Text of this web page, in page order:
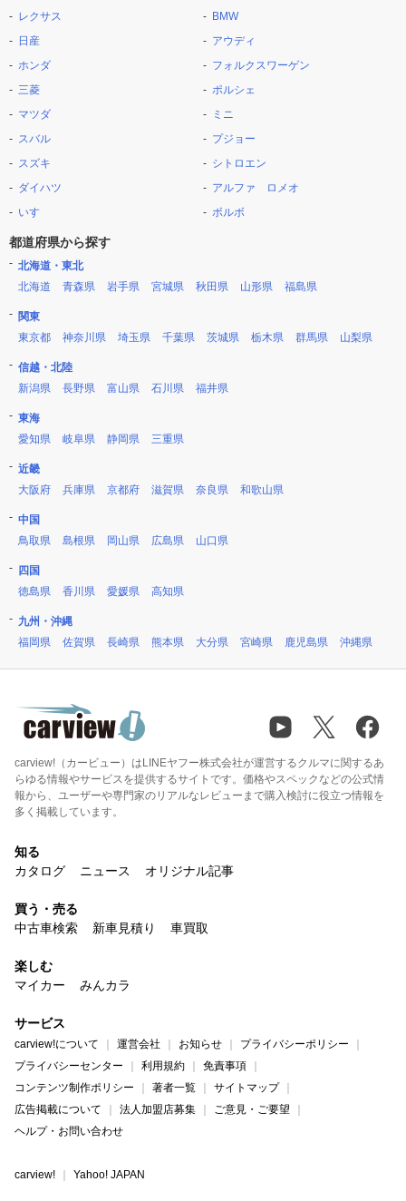
レクサス
日産
ホンダ
三菱
マツダ
スバル
スズキ
ダイハツ
いすゞ
BMW
アウディ
フォルクスワーゲン
ポルシェ
ミニ
プジョー
シトロエン
アルファ ロメオ
ボルボ
都道府県から探す
北海道・東北
北海道
青森県 岩手県 宮城県 秋田県 山形県 福島県
関東
東京都
神奈川県 埼玉県 千葉県 茨城県 栃木県 群馬県 山梨県
信越・北陸
新潟県
長野県 富山県 石川県 福井県
東海
愛知県
岐阜県 静岡県 三重県
近畿
大阪府
兵庫県 京都府 滋賀県 奈良県 和歌山県
中国
鳥取県
島根県 岡山県 広島県 山口県
四国
徳島県
香川県 愛媛県 高知県
九州・沖縄
福岡県
佐賀県 長崎県 熊本県 大分県 宮崎県 鹿児島県 沖縄県
carview!（カービュー）はLINEヤフー株式会社が運営するクルマに関するあ
らゆる情報やサービスを提供するサイトです。価格やスペックなどの公式情
報から、ユーザーや専門家のリアルなレビューまで購入検討に役立つ情報を
多く掲載しています。
知る
カタログ
ニュース オリジナル記事
買う・売る
中古車検索
新車見積り 車買取
楽しむ
マイカー
みんカラ
サービス
carview!について 運営会社 お知らせ
プライバシーポリシー
プライバシーセンター
利用規約
免責事項
コンテンツ制作ポリシー
著者一覧
サイトマップ
広告掲載について
法人加盟店募集
ご意見・ご要望
ヘルプ・お問い合わせ
carview! Yahoo! JAPAN